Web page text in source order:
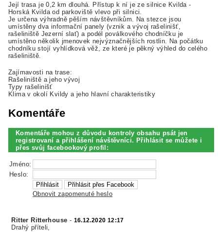
Její trasa je 0,2 km dlouhá. Přístup k ní je ze silnice Kvilda -
Horská Kvilda od parkoviště vlevo při silnici.
Je určena výhradně pěším návštěvníkům. Na stezce jsou
umístěny dva informační panely (vznik a vývoj rašelinišť,
rašeliniště Jezerní slať) a podél poválkového chodníčku je
umístěno několik jmenovek nejvýznačnějších rostlin. Na počátku
chodníku stojí vyhlídková věž, ze které je pěkný výhled do celého
rašeliniště.
Zajímavosti na trase:
Rašeliniště a jeho vývoj
Typy rašelinišť
Klima v okolí Kvildy a jeho hlavní charakteristiky
Komentáře
Komentáře mohou z důvodu kontroly obsahu psát jen
registrovaní a přihlášení návštěvníci. Přihlásit se můžete i
přes svůj facebookový profil:
Jméno:
Heslo:
Obnovit zapomenuté heslo
Ritter Ritterhouse - 16.12.2020 12:17
Drahý příteli,